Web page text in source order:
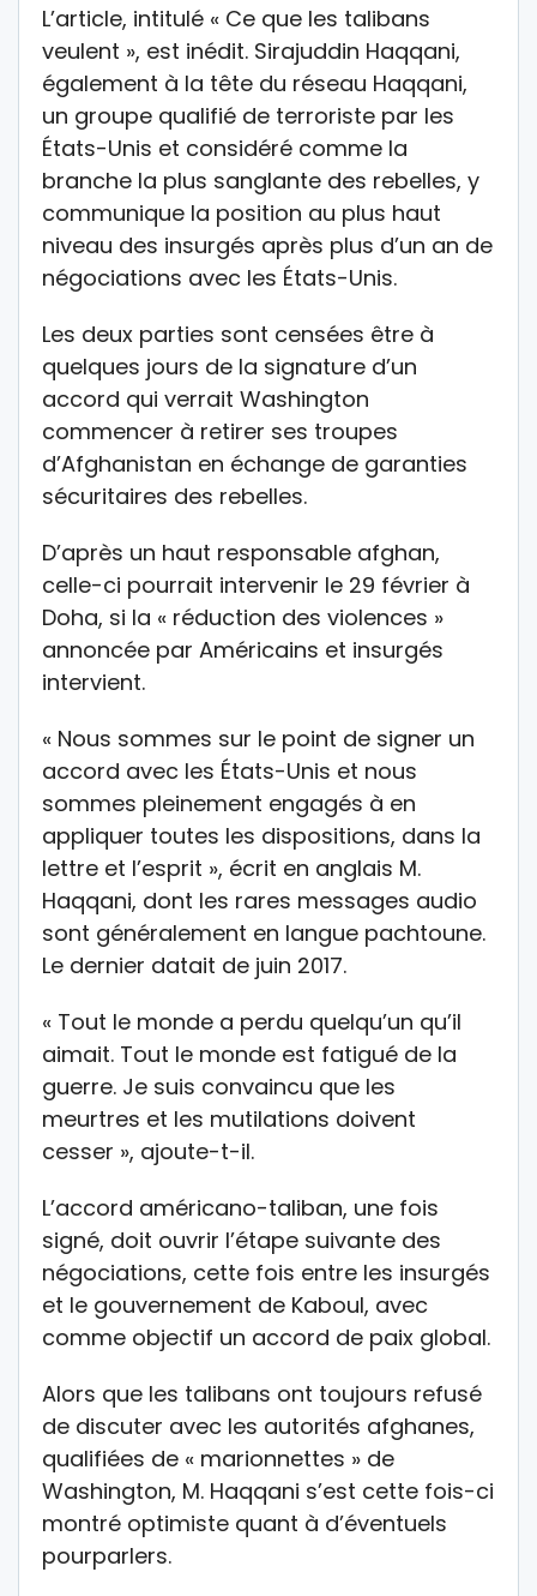
L’article, intitulé « Ce que les talibans
veulent », est inédit. Sirajuddin Haqqani,
également à la tête du réseau Haqqani,
un groupe qualifié de terroriste par les
États-Unis et considéré comme la
branche la plus sanglante des rebelles, y
communique la position au plus haut
niveau des insurgés après plus d’un an de
négociations avec les États-Unis.
Les deux parties sont censées être à
quelques jours de la signature d’un
accord qui verrait Washington
commencer à retirer ses troupes
d’Afghanistan en échange de garanties
sécuritaires des rebelles.
D’après un haut responsable afghan,
celle-ci pourrait intervenir le 29 février à
Doha, si la « réduction des violences »
annoncée par Américains et insurgés
intervient.
« Nous sommes sur le point de signer un
accord avec les États-Unis et nous
sommes pleinement engagés à en
appliquer toutes les dispositions, dans la
lettre et l’esprit », écrit en anglais M.
Haqqani, dont les rares messages audio
sont généralement en langue pachtoune.
Le dernier datait de juin 2017.
« Tout le monde a perdu quelqu’un qu’il
aimait. Tout le monde est fatigué de la
guerre. Je suis convaincu que les
meurtres et les mutilations doivent
cesser », ajoute-t-il.
L’accord américano-taliban, une fois
signé, doit ouvrir l’étape suivante des
négociations, cette fois entre les insurgés
et le gouvernement de Kaboul, avec
comme objectif un accord de paix global.
Alors que les talibans ont toujours refusé
de discuter avec les autorités afghanes,
qualifiées de « marionnettes » de
Washington, M. Haqqani s’est cette fois-ci
montré optimiste quant à d’éventuels
pourparlers.